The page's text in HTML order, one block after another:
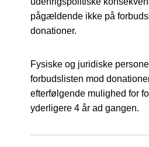
pågældende ikke på
donationer.
Fysiske og juridiske
forbudslisten mod
efterfølgende mulighed for
yderligere 4 år ad gangen.